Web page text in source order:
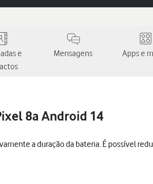
e
Mensagens Apps e
8a Android 14
a duração da bateria. É possível